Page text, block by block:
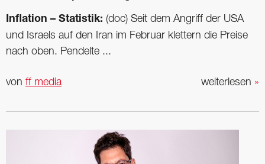
Inflation – Statistik: (doc) Seit dem Angriff der USA
und Israels auf den Iran im Februar klettern die Preise
nach oben. Pendelte ...
weiterlesen »
von ff media